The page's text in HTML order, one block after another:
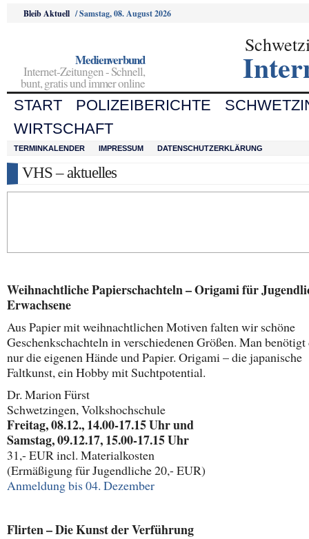
Bleib Aktuell /Samstag, 08. August 2026
Medienverbund
Internet-Zeitungen - Schnell,
bunt, gratis und immer online
START POLIZEIBERICHTE
WIRTSCHAFT
TERMINKALENDER IMPRESSUM DATENSCHUTZERKLÄRUNG
VHS – aktuelles
Weihnachtliche Papierschachteln –Origami für
Erwachsene
Aus Papier mit weihnachtlichen Motiven falten wir schöne
Geschenkschachteln in verschiedenen Größen. Man
nur die eigenen Hände und Papier. Origami – die japanische
Faltkunst, ein Hobby mit Suchtpotential.
Dr. Marion Fürst
Schwetzingen, Volkshochschule
Freitag, 08.12., 14.00-17.15 Uhr und
Samstag, 09.12.17, 15.00-17.15 Uhr
31,- EUR incl. Materialkosten
(Ermäßigung für Jugendliche 20,- EUR)
Anmeldung bis 04. Dezember
Flirten – Die Kunst der Verführung